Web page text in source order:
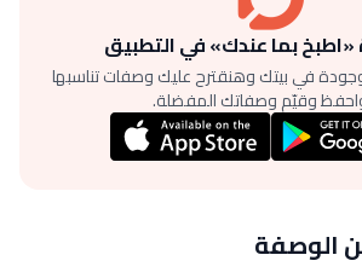
بما عندك» في التطبيق
في بيتك وهنقترح عليك وصفات تناسبها
وقيّم وصفاتك المفضلة.
الوصفة